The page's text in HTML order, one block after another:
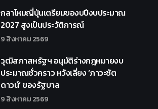
กลาโหมญี่ปุ่นเตรียมของบปีงบประมาณ
2027 สูงเป็นประวัติการณ์
9 สิงหาคม 2569
วุฒิสภาสหรัฐฯ อนุมัติร่างกฎหมายงบ
ประมาณชั่วคราว หวังเลี่ยง ‘ภาวะชัต
ดาวน์’ ของรัฐบาล
9 สิงหาคม 2569